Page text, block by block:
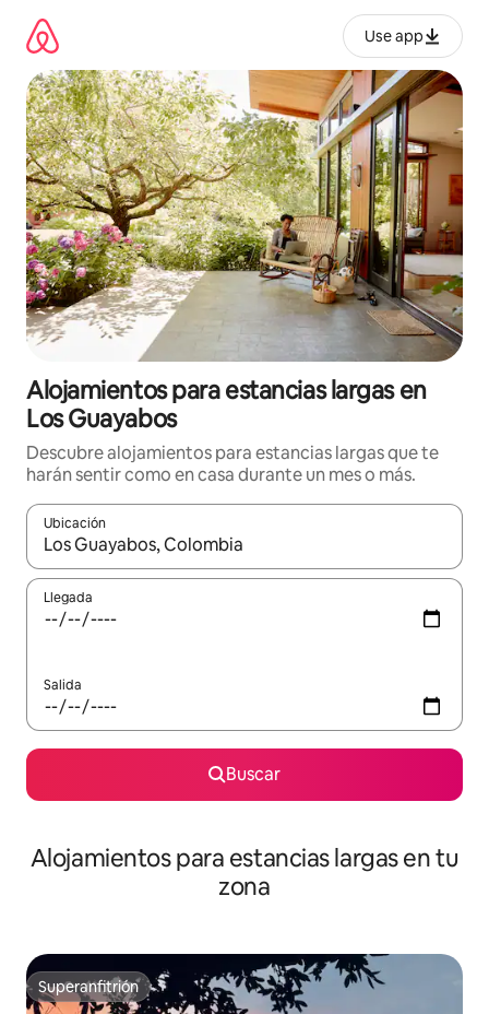
contenido
Use app
Alojamientos para estancias largas en
Los Guayabos
Descubre alojamientos para estancias largas que te
harán sentir como en casa durante un mes o más.
Ubicación
Cuando los resultados estén disponibles, podrás navegar
Llegada
Salida
Buscar
Alojamientos para estancias largas en tu
zona
Superanfitrión
Superanfitrión